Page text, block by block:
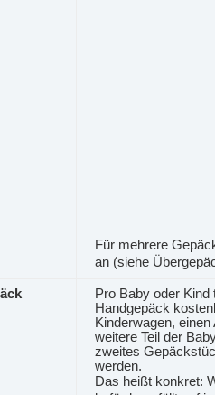
Für mehrere
an (siehe
Pro Baby oder
Handgepäck
Kinderwagen,
weitere Teil der
zweites
werden.
Das heißt konkret: